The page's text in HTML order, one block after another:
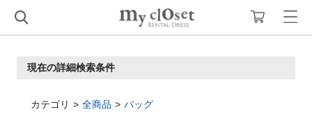
現在の詳細検索条件
カテゴリ 全商品 バッグ